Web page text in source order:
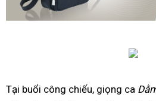
Tại buổi công chiếu, giọng ca